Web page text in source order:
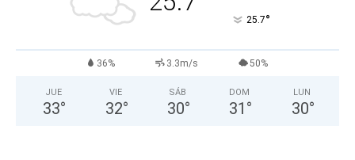
25.7°
36% 3.3m/s 50%
JUE
33°
VIE
32°
SÁB
30°
DOM
31 °
LUN
30°